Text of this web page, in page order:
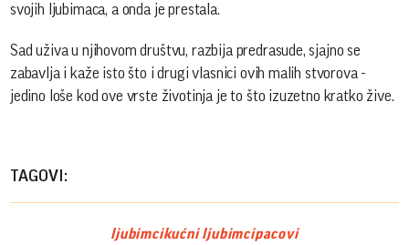
svojih ljubimaca, a onda je prestala.
Sad uživa u njihovom društvu, razbija predrasude, sjajno se
zabavlja i kaže isto što i drugi vlasnici ovih malih stvorova -
jedino loše kod ove vrste životinja je to što izuzetno kratko žive.
TAGOVI:
ljubimcikućni ljubimcipacovi